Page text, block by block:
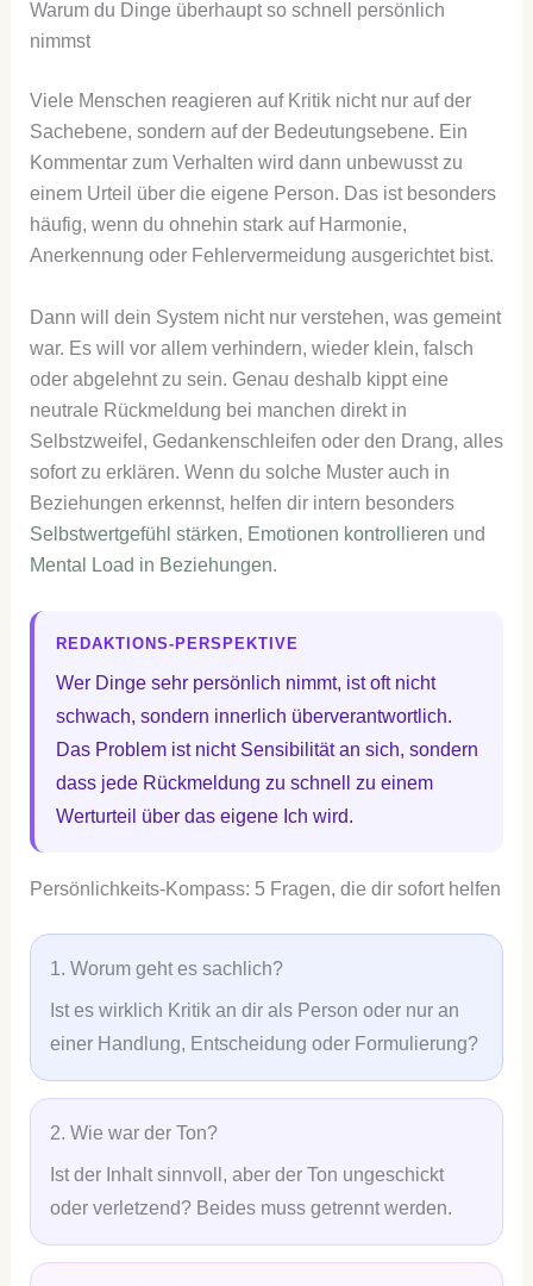
Warum du Dinge überhaupt so schnell persönlich
nimmst
Viele Menschen reagieren auf Kritik nicht nur auf der
Sachebene, sondern auf der Bedeutungsebene. Ein
Kommentar zum Verhalten wird dann unbewusst zu
einem Urteil über die eigene Person. Das ist besonders
häufig, wenn du ohnehin stark auf Harmonie,
Anerkennung oder Fehlervermeidung ausgerichtet bist.
Dann will dein System nicht nur verstehen, was gemeint
war. Es will vor allem verhindern, wieder klein, falsch
oder abgelehnt zu sein. Genau deshalb kippt eine
neutrale Rückmeldung bei manchen direkt in
Selbstzweifel, Gedankenschleifen oder den Drang, alles
sofort zu erklären. Wenn du solche Muster auch in
Beziehungen erkennst, helfen dir intern besonders
Selbstwertgefühl stärken, Emotionen kontrollieren und
Mental Load in Beziehungen.
REDAKTIONS-PERSPEKTIVE
Wer Dinge sehr persönlich nimmt, ist oft nicht
schwach, sondern innerlich überverantwortlich.
Das Problem ist nicht Sensibilität an sich, sondern
dass jede Rückmeldung zu schnell zu einem
Werturteil über das eigene Ich wird.
Persönlichkeits-Kompass: 5 Fragen, die dir sofort helfen
1. Worum geht es sachlich?
Ist es wirklich Kritik an dir als Person oder nur an
einer Handlung, Entscheidung oder Formulierung?
2. Wie war der Ton?
Ist der Inhalt sinnvoll, aber der Ton ungeschickt
oder verletzend? Beides muss getrennt werden.